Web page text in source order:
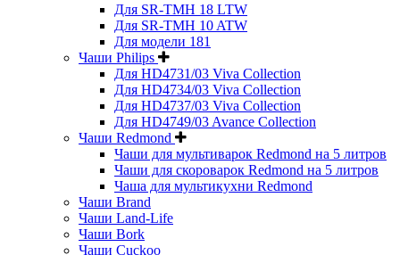
Для SR-TMH 18 LTW
Для SR-TMH 10 ATW
Для модели 181
Чаши Philips
Для HD4731/03 Viva Collection
Для HD4734/03 Viva Collection
Для HD4737/03 Viva Collection
Для HD4749/03 Avance Collection
Чаши Redmond
Чаши для мультиварок Redmond на 5 литров
Чаши для скороварок Redmond на 5 литров
Чаша для мультикухни Redmond
Чаши Brand
Чаши Land-Life
Чаши Bork
Чаши Cuckoo